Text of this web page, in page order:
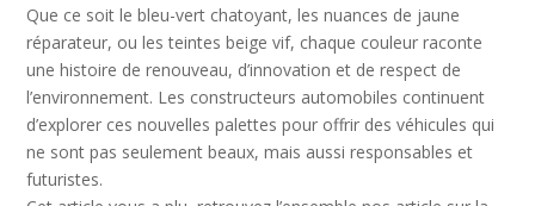
Que ce soit le bleu-vert chatoyant, les nuances de jaune
réparateur, ou les teintes beige vif, chaque couleur raconte
une histoire de renouveau, d’innovation et de respect de
l’environnement. Les constructeurs automobiles continuent
d’explorer ces nouvelles palettes pour offrir des véhicules qui
ne sont pas seulement beaux, mais aussi responsables et
futuristes.